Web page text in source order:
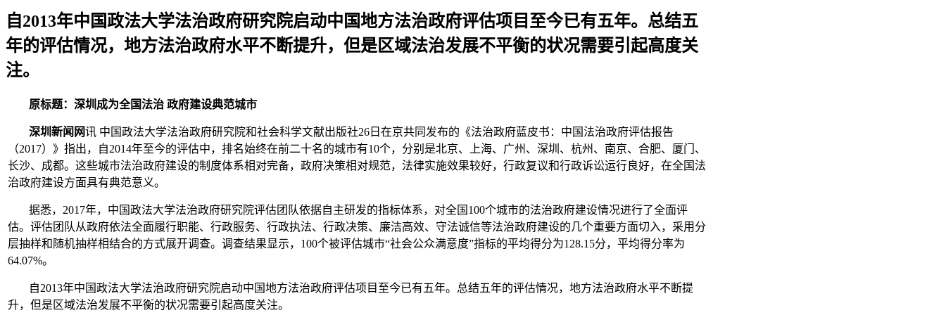
自2013年中国政法大学法治政府研究院启动中国地方法治政府评估项目至今已有五年。总结五
年的评估情况，地方法治政府水平不断提升，但是区域法治发展不平衡的状况需要引起高度关
注。
原标题：深圳成为全国法治 政府建设典范城市
深圳新闻网讯 中国政法大学法治政府研究院和社会科学文献出版社26日在京共同发布的《法治政府蓝皮书：中国法治政府评估报告
（2017）》指出，自2014年至今的评估中，排名始终在前二十名的城市有10个，分别是北京、上海、广州、深圳、杭州、南京、合肥、厦门、
长沙、成都。这些城市法治政府建设的制度体系相对完备，政府决策相对规范，法律实施效果较好，行政复议和行政诉讼运行良好，在全国法
治政府建设方面具有典范意义。
据悉，2017年，中国政法大学法治政府研究院评估团队依据自主研发的指标体系，对全国100个城市的法治政府建设情况进行了全面评
估。评估团队从政府依法全面履行职能、行政服务、行政执法、行政决策、廉洁高效、守法诚信等法治政府建设的几个重要方面切入，采用分
层抽样和随机抽样相结合的方式展开调查。调查结果显示，100个被评估城市“社会公众满意度”指标的平均得分为128.15分，平均得分率为
64.07%。
自2013年中国政法大学法治政府研究院启动中国地方法治政府评估项目至今已有五年。总结五年的评估情况，地方法治政府水平不断提
升，但是区域法治发展不平衡的状况需要引起高度关注。